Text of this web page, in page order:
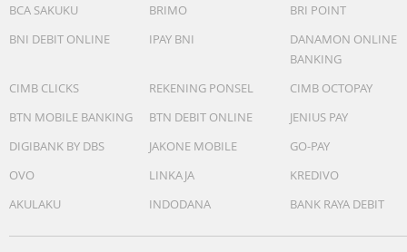
- KONEKTIVITAS : Bluetooth® Pintar dan ANT+
- Kompatibilitas smartphone: iPhone, Android
BCA SAKUKU
BRIMO
BRI POINT
BNI DEBIT ONLINE
IPAY BNI
DANAMON ONLINE
BANKING
CIMB CLICKS
REKENING PONSEL
CIMB OCTOPAY
BTN MOBILE BANKING
BTN DEBIT ONLINE
JENIUS PAY
DIGIBANK BY DBS
JAKONE MOBILE
GO-PAY
OVO
LINKAJA
KREDIVO
AKULAKU
INDODANA BANK RAYA DEBIT